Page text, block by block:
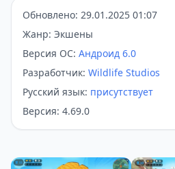
Обновлено: 29.01.2025 01:07
Жанр: Экшены
Версия ОС: Андроид 6.0
Разработчик: Wildlife Studios
Русский язык: присутствует
Версия: 4.69.0